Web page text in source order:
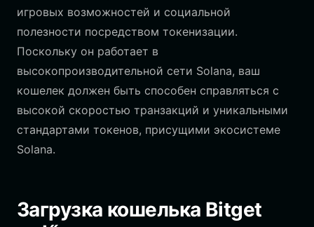
игровых возможностей и социальной
полезности посредством токенизации.
Поскольку он работает в
высокопроизводительной сети Solana, ваш
кошелек должен быть способен справляться с
высокой скоростью транзакций и уникальными
стандартами токенов, присущими экосистеме
Solana.
Загрузка кошелька Bitget